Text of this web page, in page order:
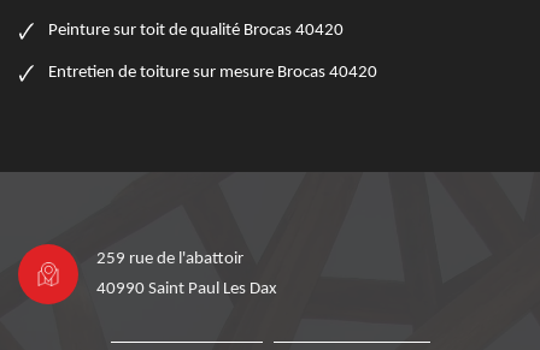
Peinture sur toit de qualité Brocas 40420
Entretien de toiture sur mesure Brocas 40420
259 rue de l'abattoir
40990 Saint Paul Les Dax